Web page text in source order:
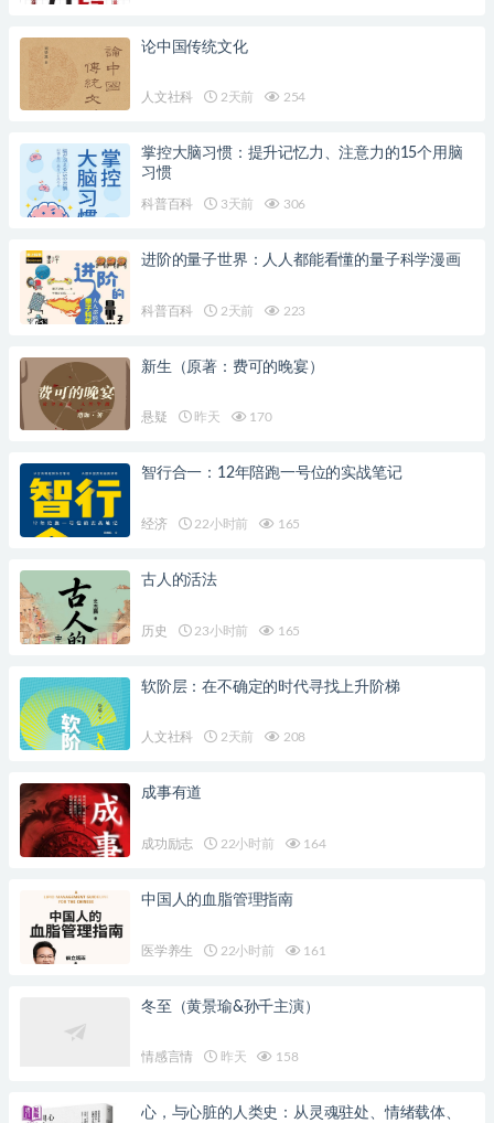
论中国传统文化
人文社科 2天前 254
掌控大脑习惯：提升记忆力、注意力的15个用脑
习惯
科普百科 3天前 306
进阶的量子世界：人人都能看懂的量子科学漫画
科普百科 2天前 223
新生（原著：费可的晚宴）
悬疑 昨天 170
智行合一：12年陪跑一号位的实战笔记
经济 22小时前 165
古人的活法
历史 23小时前 165
软阶层：在不确定的时代寻找上升阶梯
人文社科 2天前 208
成事有道
成功励志 22小时前 164
中国人的血脂管理指南
医学养生 22小时前 161
冬至（黄景瑜&孙千主演）
情感言情 昨天 158
心，与心脏的人类史：从灵魂驻处、情绪载体、